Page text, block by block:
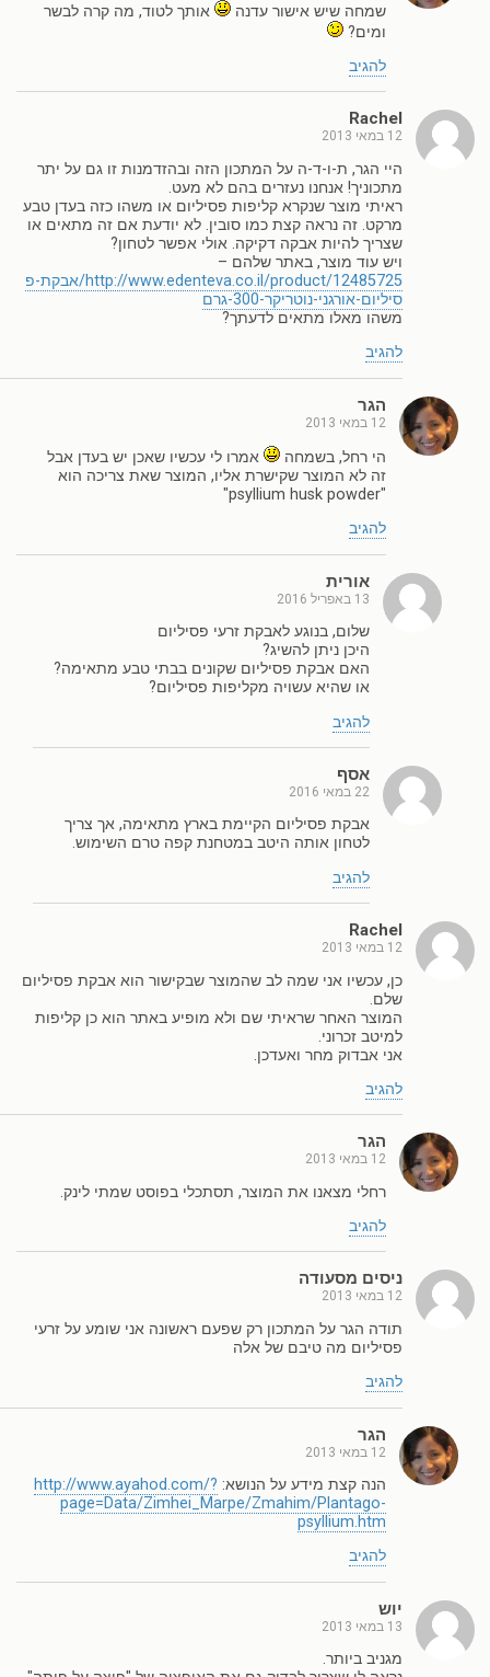
שמחה שיש אישור עדנה
אותך לטוד, מה קרה לבשר
ומים?
להגיב
Rachel
12 במאי 2013
היי הגר, ת-ו-ד-ה על המתכון הזה ובהזדמנות זו גם על יתר
מתכוניך! אנחנו נעזרים בהם לא מעט.
ראיתי מוצר שנקרא קליפות פסיליום או משהו כזה בעדן טבע
מרקט. זה נראה קצת כמו סובין. לא יודעת אם זה מתאים או
שצריך להיות אבקה דקיקה. אולי אפשר לטחון?
ויש עוד מוצר, באתר שלהם –
http://www.edenteva.co.il/product/12485725/אבקת-פ
סיליום-אורגני-נוטריקר-300-גרם
משהו מאלו מתאים לדעתך?
להגיב
הגר
12 במאי 2013
הי רחל, בשמחה
אמרו לי עכשיו שאכן יש בעדן אבל
זה לא המוצר שקישרת אליו, המוצר שאת צריכה הוא
"psyllium husk powder"
להגיב
אורית
13 באפריל 2016
שלום, בנוגע לאבקת זרעי פסיליום
היכן ניתן להשיג?
האם אבקת פסיליום שקונים בבתי טבע מתאימה?
או שהיא עשויה מקליפות פסיליום?
להגיב
אסף
22 במאי 2016
אבקת פסיליום הקיימת בארץ מתאימה, אך צריך
לטחון אותה היטב במטחנת קפה טרם השימוש.
להגיב
Rachel
12 במאי 2013
כן, עכשיו אני שמה לב שהמוצר שבקישור הוא אבקת פסיליום
שלם.
המוצר האחר שראיתי שם ולא מופיע באתר הוא כן קליפות
למיטב זכרוני.
אני אבדוק מחר ואעדכן.
להגיב
הגר
12 במאי 2013
רחלי מצאנו את המוצר, תסתכלי בפוסט שמתי לינק.
להגיב
ניסים מסעודה
12 במאי 2013
תודה הגר על המתכון רק שפעם ראשונה אני שומע על זרעי
פסיליום מה טיבם של אלה
להגיב
הגר
12 במאי 2013
הנה קצת מידע על הנושא: http://www.ayahod.com/?
page=Data/Zimhei_Marpe/Zmahim/Plantago-
psyllium.htm
להגיב
יוש
13 במאי 2013
מגניב ביותר.